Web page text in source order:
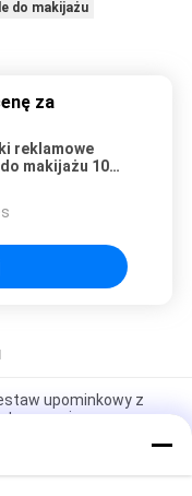
do makijażu
za
reklamowe
makijażu 10
upominkowy z
makijażu Zestaw
do makijażu